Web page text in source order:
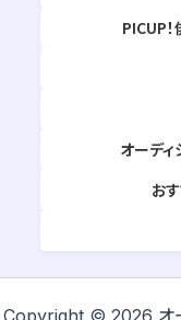
PICUP
オーディ
お